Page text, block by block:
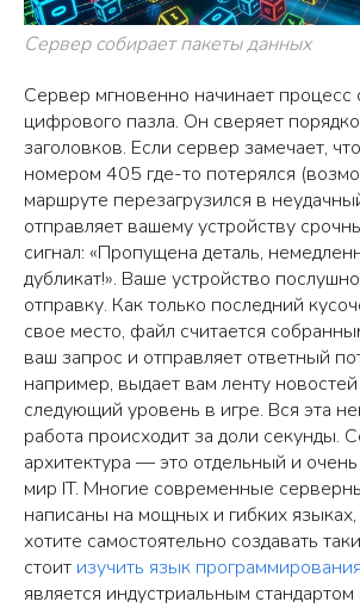
Сервер собирает пакеты данных
Сервер мгновенно начинает процесс
цифрового пазла. Он сверяет
заголовков. Если сервер замечает,
номером 405 где-то потерялся
маршруте перезагрузился в
отправляет вашему устройству
сигнал: «Пропущена деталь,
дубликат!». Ваше устройство
отправку. Как только последний
свое место, файл считается
ваш запрос и отправляет ответный
например, выдает вам ленту
следующий уровень в игре. Вся эта
работа происходит за доли секунды.
архитектура — это отдельный и
мир IT. Многие современные
написаны на мощных и гибких
хотите самостоятельно создавать
стоит изучить язык
является индустриальным